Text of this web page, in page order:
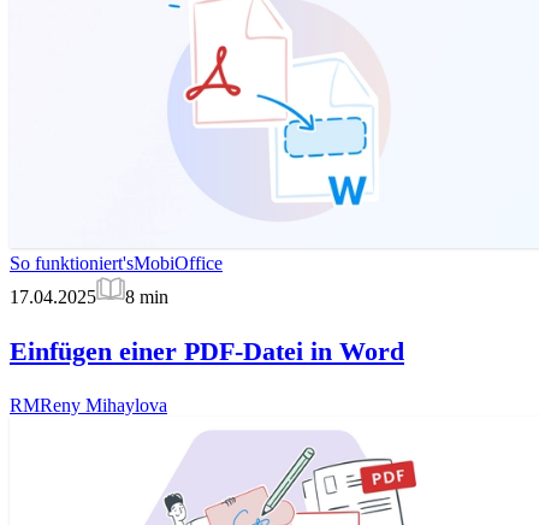
So funktioniert'sMobiOffice
17.04.2025
8 min
Einfügen einer PDF-Datei in Word
RMReny Mihaylova